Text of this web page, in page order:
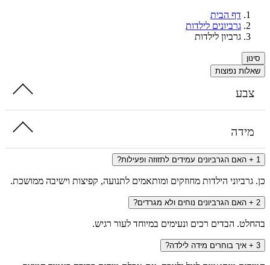
דף הבית
גרביונים לילדות
גרביון לילדות
נפוצות
האם הגרביונים עמידים לתזוזה ופעילות?
הילדות מחוזקים ומותאמים לתנועה, קפיצות וישיבה ממושכת.
האם הגרביונים נוחים ולא מגרדים?
הבדים רכים ונעימים במיוחד לעור רגיש.
איך בוחרים מידה לילדה?